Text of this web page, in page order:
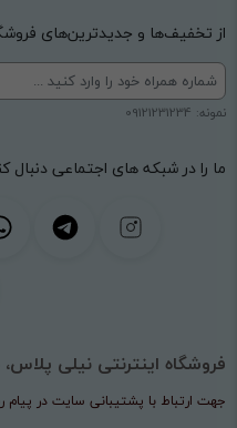
از تخفیف‌ها و جدیدترین‌های
نمونه: 09121231234
ما را در شبکه های اجتماعی دنبال
فروشگاه اینترنتی نیلی
جهت ارتباط با پشتیبانی سایت در